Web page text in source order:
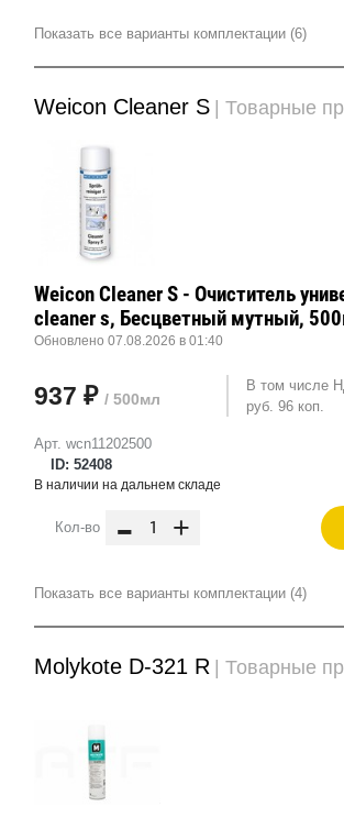
Показать все варианты комплектации (6)
Weicon Cleaner S | Товарные
Арт. wcn11202500
ID: 52408
Weicon Cleaner S - Очиститель
cleaner s, Бесцветный мутный,
Обновлено 07.08.2026 в 01:40
937 ₽ / 500мл
В том числе
руб. 96 коп.
В наличии на дальнем складе
Кол-во - +
Показать все варианты комплектации (4)
Molykote D-321 R | Товарные